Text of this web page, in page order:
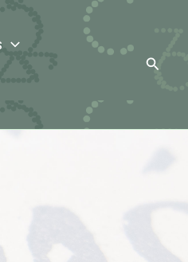
Search